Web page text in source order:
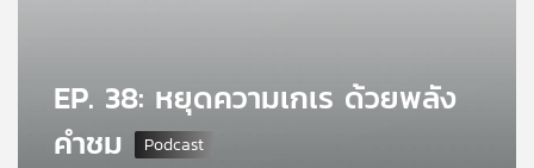
EP. 38: หยุดความเกเร ด้วยพลัง
คำชม